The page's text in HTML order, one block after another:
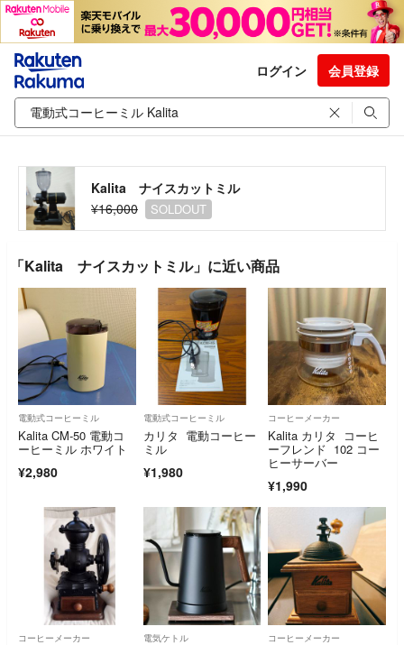
ログイン 会員登録
Kalita ナイスカットミル
¥16,000
SOLDOUT
「Kalita ナイスカットミル」に近い商品
電動式コーヒーミル
Kalita CM-50 電動コ
ーヒーミル ホワイト
¥2,980
電動式コーヒーミル
カリタ 電動コーヒー
ミル
¥1,980
コーヒーメーカー
Kalita カリタ コーヒ
ーフレンド 102 コー
ヒーサーバー
¥1,990
コーヒーメーカー 電気ケトル コーヒーメーカー